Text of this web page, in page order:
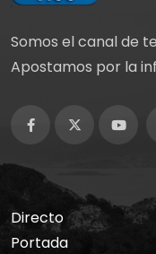
Somos el canal de
Apostamos por la
Directo
Portada